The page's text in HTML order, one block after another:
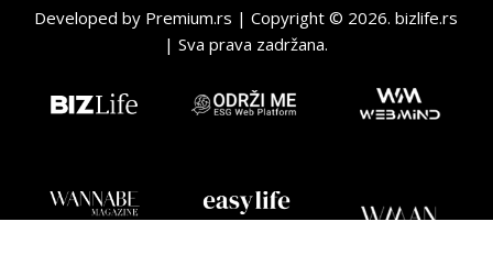
Developed by Premium.rs | Copyright © 2026.bizlife.rs
| Sva prava zadržana.